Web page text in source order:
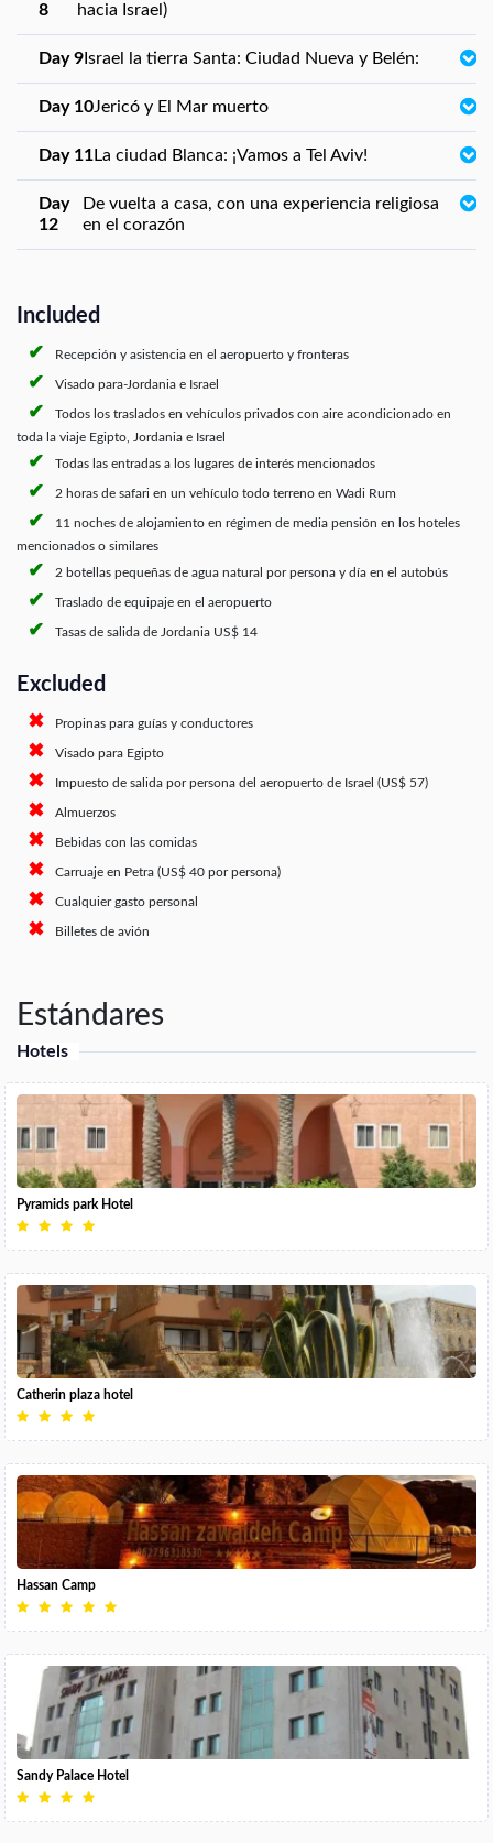
8
hacia Israel)
Day 9 Israel la tierra Santa: Ciudad Nueva y Belén:
Day 10Jericó y El Mar muerto
Day 11La ciudad Blanca: ¡Vamos a Tel Aviv!
Day
12
De vuelta a casa, con una experiencia religiosa
en el corazón
Included
Recepción y asistencia en el aeropuerto y fronteras
Visado para-Jordania e Israel
Todos los traslados en vehículos privados con aire acondicionado en
toda la viaje Egipto, Jordania e Israel
Todas las entradas a los lugares de interés mencionados
2 horas de safari en un vehículo todo terreno en Wadi Rum
11 noches de alojamiento en régimen de media pensión en los hoteles
mencionados o similares
2 botellas pequeñas de agua natural por persona y día en el autobús
Traslado de equipaje en el aeropuerto
Tasas de salida de Jordania US$ 14
Excluded
Propinas para guías y conductores
Visado para Egipto
Impuesto de salida por persona del aeropuerto de Israel (US$ 57)
Almuerzos
Bebidas con las comidas
Carruaje en Petra (US$ 40 por persona)
Cualquier gasto personal
Billetes de avión
Estándares
Hotels
Pyramids park Hotel
Catherin plaza hotel
Hassan Camp
Sandy Palace Hotel